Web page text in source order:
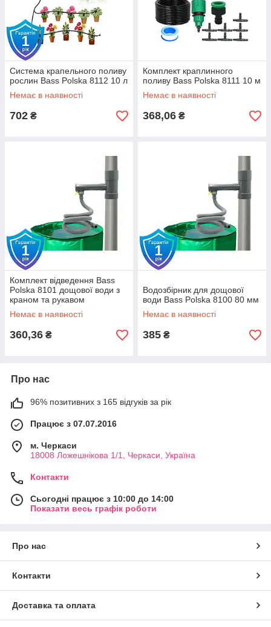
Система крапельного поливу
рослин Bass Polska 8112 10 л
Немає в наявності
702 ₴
Комплект краплинного
поливу Bass Polska 8111 10 м
Немає в наявності
368,06 ₴
Комплект відведення Bass
Polska 8101 дощової води з
краном та рукавом
Немає в наявності
360,36 ₴
Водозбірник для дощової
води Bass Polska 8100 80 мм
Немає в наявності
385 ₴
Про нас
96% позитивних з 165 відгуків за рік
Працює з 07.07.2016
м. Черкаси
18008 Ложешнікова 1/1, Черкаси, Україна
Контакти
Сьогодні працює з 10:00 до 14:00
Показати весь графік роботи
Про нас
Контакти
Доставка та оплата